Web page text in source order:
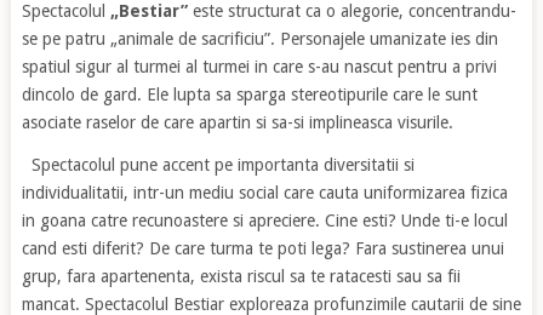
Spectacolul „Bestiar”este structurat ca o alegorie, concentrandu-
se pe patru „animale de sacrificiu”. Personajele umanizate ies din
spatiul sigur al turmei al turmei in care s-au nascut pentru a privi
dincolo de gard. Ele lupta sa sparga stereotipurile care le sunt
asociate raselor de care apartin si sa-si implineasca visurile.
Spectacolul pune accent pe importanta diversitatii si
individualitatii, intr-un mediu social care cauta uniformizarea fizica
in goana catre recunoastere si apreciere. Cine esti? Unde ti-e locul
cand esti diferit? De care turma te poti lega? Fara sustinerea unui
grup, fara apartenenta, exista riscul sa te ratacesti sau sa fii
mancat. Spectacolul Bestiar exploreaza profunzimile cautarii de sine